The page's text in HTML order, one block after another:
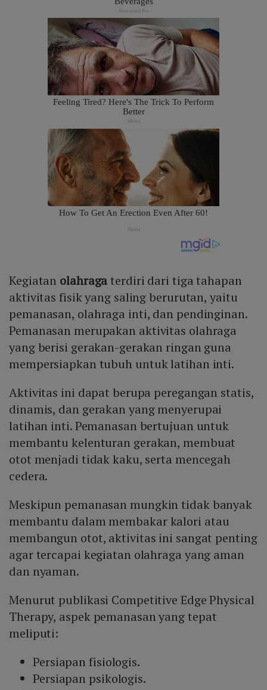
Kegiatan olahragaterdiri dari tiga tahapan
aktivitas fisik yang saling berurutan, yaitu
pemanasan, olahraga inti, dan pendinginan.
Pemanasan merupakan aktivitas olahraga
yang berisi gerakan-gerakan ringan guna
mempersiapkan tubuh untuk latihan inti.
Aktivitas ini dapat berupa peregangan statis,
dinamis, dan gerakan yang menyerupai
latihan inti. Pemanasan bertujuan untuk
membantu kelenturan gerakan, membuat
otot menjadi tidak kaku, serta mencegah
cedera.
Meskipun pemanasan mungkin tidak banyak
membantu dalam membakar kalori atau
membangun otot, aktivitas ini sangat penting
agar tercapai kegiatan olahraga yang aman
dan nyaman.
Menurut publikasi Competitive Edge Physical
Therapy, aspek pemanasan yang tepat
meliputi:
Persiapan fisiologis.
Persiapan psikologis.